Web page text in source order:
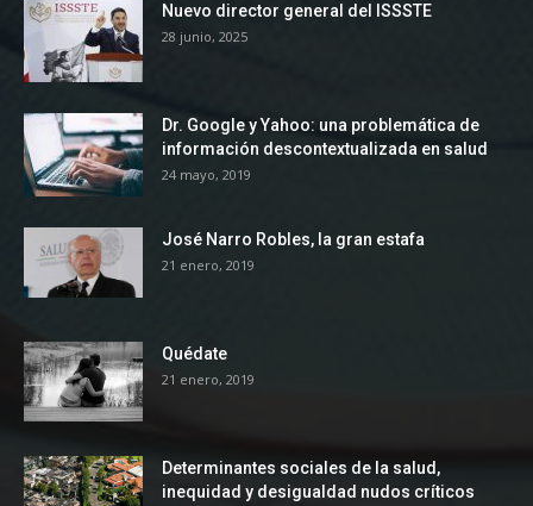
Nuevo director general del ISSSTE
28 junio, 2025
Dr. Google y Yahoo: una problemática de
información descontextualizada en salud
24 mayo, 2019
José Narro Robles, la gran estafa
21 enero, 2019
Quédate
21 enero, 2019
Determinantes sociales de la salud,
inequidad y desigualdad nudos críticos